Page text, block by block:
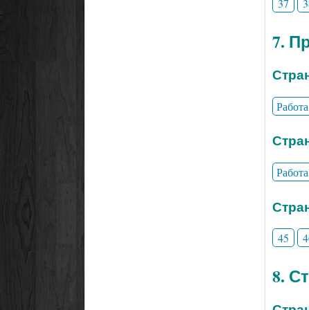
37
7.
45
8.